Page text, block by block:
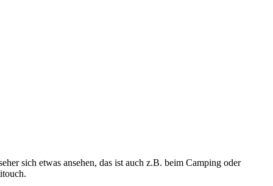
sich etwas ansehen, das ist auch z.B. beim Camping oder